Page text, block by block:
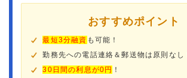
おすすめポイント
最短3分融資 も可能！
勤務先への電話連絡＆郵送物は原則なし
30日間の利息が0円 ！